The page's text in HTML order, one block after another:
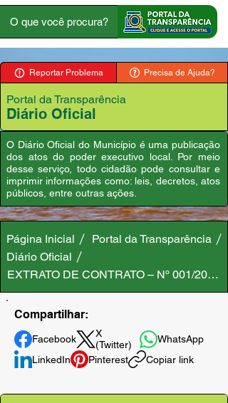
Reportar Problema Precisa de Ajuda?
Portal da Transparência
Diário Oficial
O Diário Oficial do Município é uma publicação
dos atos do poder executivo local. Por meio
desse serviço, todo cidadão pode consultar e
imprimir informações como: leis, decretos, atos
públicos, entre outras ações.
Página Inicial
Portal da Transparência
Diário Oficial
EXTRATO DE CONTRATO – Nº 001/2023-
Compartilhar:
Facebook
X
(Twitter)
WhatsApp
LinkedIn
Pinterest Copiar link